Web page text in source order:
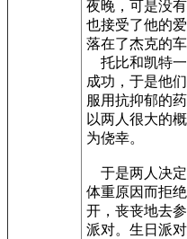
夜晚，可是没
也接受了他的
落在了杰克的车
托比和凯特一
成功，于是他
服用抗抑郁的
以两人很大的
为侥幸。
于是两人决定
体重原因而拒
开，丧丧地去
派对。生日派